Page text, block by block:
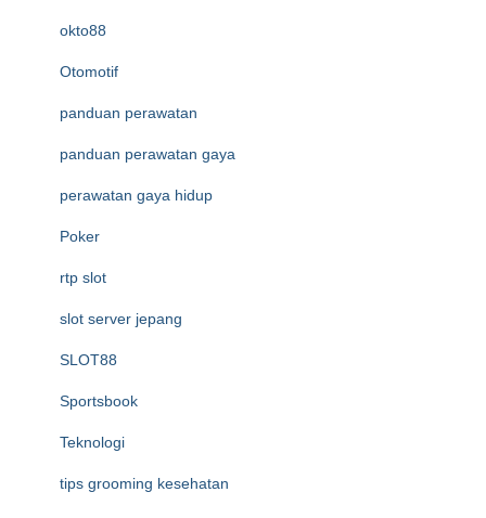
okto88
Otomotif
panduan perawatan
panduan perawatan gaya
perawatan gaya hidup
Poker
rtp slot
slot server jepang
SLOT88
Sportsbook
Teknologi
tips grooming kesehatan